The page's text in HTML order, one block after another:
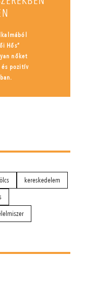
Hős”
nőket
és pozitív
kereskedelem